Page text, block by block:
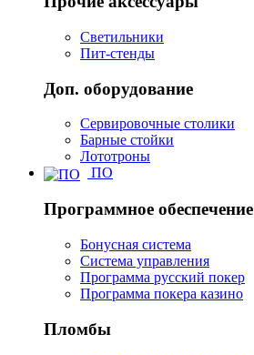
Светильники
Пит-стенды
Доп. оборудование
Сервировочные столики
Барные стойки
Лототроны
ПО
Программное обеспечение
Бонусная система
Система управления
Программа русский покер
Программа покера казино
Пломбы